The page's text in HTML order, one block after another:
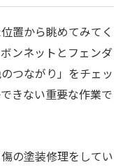
置から眺めてみてく
ンネットとフェンダ
つながり」をチェッ
きない重要な作業で
の塗装修理をしてい